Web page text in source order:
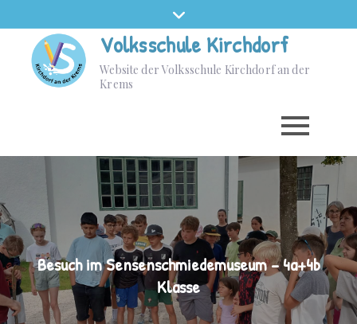
Volksschule Kirchdorf
Website der Volksschule Kirchdorf an der
Krems
Besuch im Sensenschmiedemuseum – 4a+4b
Klasse